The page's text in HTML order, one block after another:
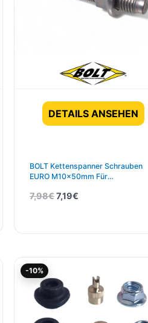
DETAILS ANSEHEN
BOLT Kettenspanner Schrauben
EURO M10x50mm Für
7,98€7,19€
-10%
war:
7,98€
ist:
7,19€.